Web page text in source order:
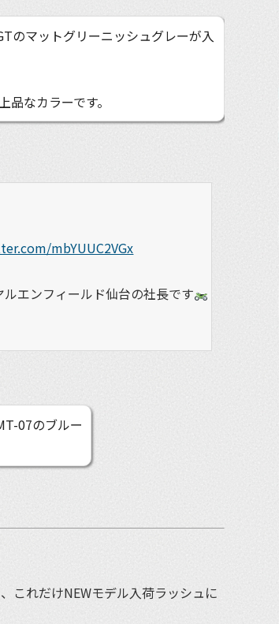
のマットグリーニッシュグレーが入
なカラーです。
mbYUUC2VGx
エンフィールド仙台の社長です
07のブルー
これだけNEWモデル入荷ラッシュに